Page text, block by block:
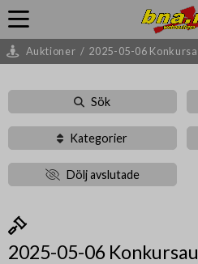
Auktioner / 2025-05-06
Sök
Kategorier
Dölj avslutade
2025-05-06